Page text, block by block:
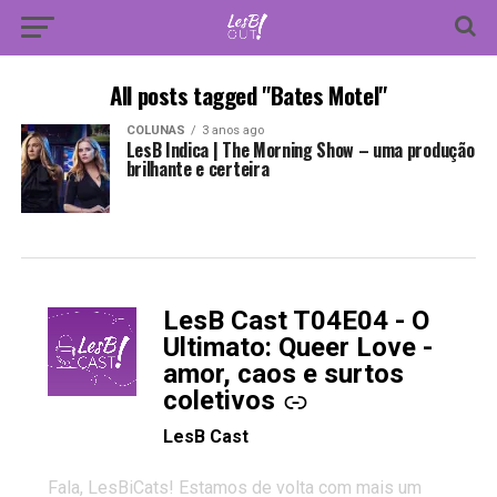
All posts tagged "Bates Motel"
COLUNAS 3 anos ago
LesB Indica | The Morning Show – uma produção
brilhante e certeira
LesB Cast T04E04 - O
Ultimato: Queer Love -
amor, caos e surtos
coletivos
-
LesB Cast
Fala, LesBiCats! Estamos de volta com mais um